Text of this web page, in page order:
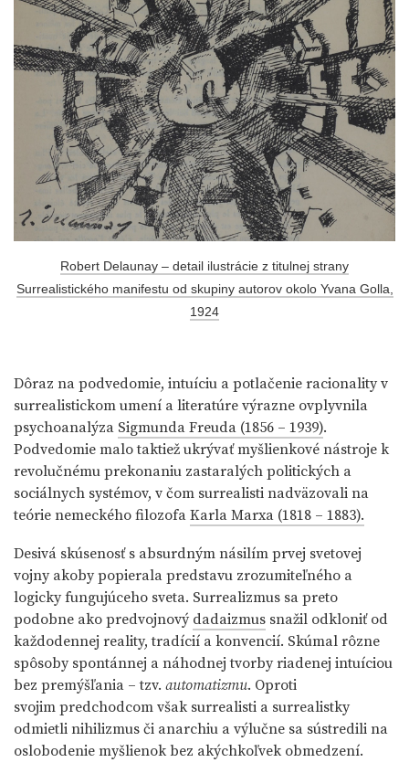
Robert Delaunay – detail ilustrácie z titulnej strany
Surrealistického manifestu od skupiny autorov okolo Yvana Golla,
1924
Dôraz na podvedomie, intuíciu a potlačenie racionality v
surrealistickom umení a literatúre výrazne ovplyvnila
psychoanalýza Sigmunda Freuda (1856 – 1939).
Podvedomie malo taktiež ukrývať myšlienkové nástroje k
revolučnému prekonaniu zastaralých politických a
sociálnych systémov, v čom surrealisti nadväzovali na
teórie nemeckého filozofa Karla Marxa (1818 – 1883).
Desivá skúsenosť s absurdným násilím prvej svetovej
vojny akoby popierala predstavu zrozumiteľného a
logicky fungujúceho sveta. Surrealizmus sa preto
podobne ako predvojnový dadaizmus snažil odkloniť od
každodennej reality, tradícií a konvencií. Skúmal rôzne
spôsoby spontánnej a náhodnej tvorby riadenej intuíciou
bez premýšľania – tzv. automatizmu. Oproti
svojim predchodcom však surrealisti a surrealistky
odmietli nihilizmus či anarchiu a výlučne sa sústredili na
oslobodenie myšlienok bez akýchkoľvek obmedzení.